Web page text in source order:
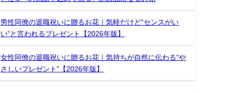
男性同僚の退職祝いに贈るお花｜気軽だけど“センスがい
い”と言われるプレゼント【2026年版】
女性同僚の退職祝いに贈るお花｜気持ちが自然に伝わる“や
さしいプレゼント”【2026年版】